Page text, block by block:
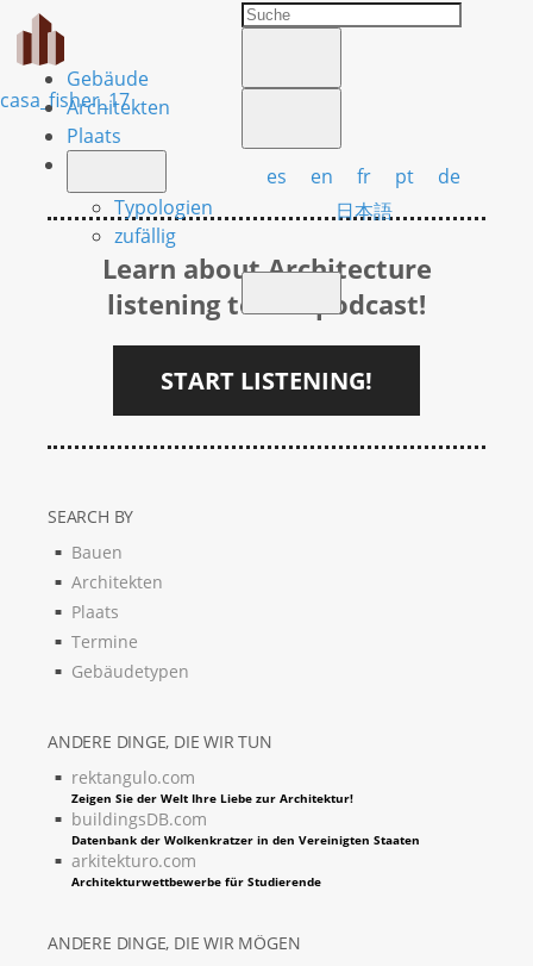
Gebäude
Architekten
Plaats
Typologien
zufällig
es en fr pt
de
日本語
casa_fisher_17
Learn about Architecture
listening to our podcast!
START LISTENING!
SEARCH BY
Bauen
Architekten
Plaats
Termine
Gebäudetypen
ANDERE DINGE, DIE WIR TUN
rektangulo.com
Zeigen Sie der Welt Ihre Liebe zur Architektur!
buildingsDB.com
Datenbank der Wolkenkratzer in den Vereinigten Staaten
arkitekturo.com
Architekturwettbewerbe für Studierende
ANDERE DINGE, DIE WIR MÖGEN